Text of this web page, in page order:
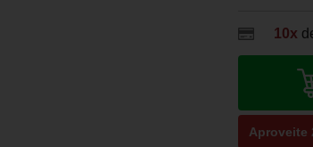
10x
Aproveite